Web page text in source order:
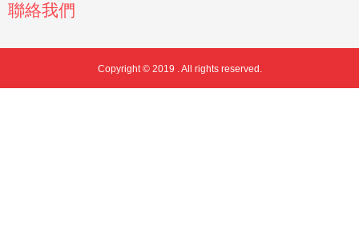
聯絡我們
Copyright © 2019 . All rights reserved.